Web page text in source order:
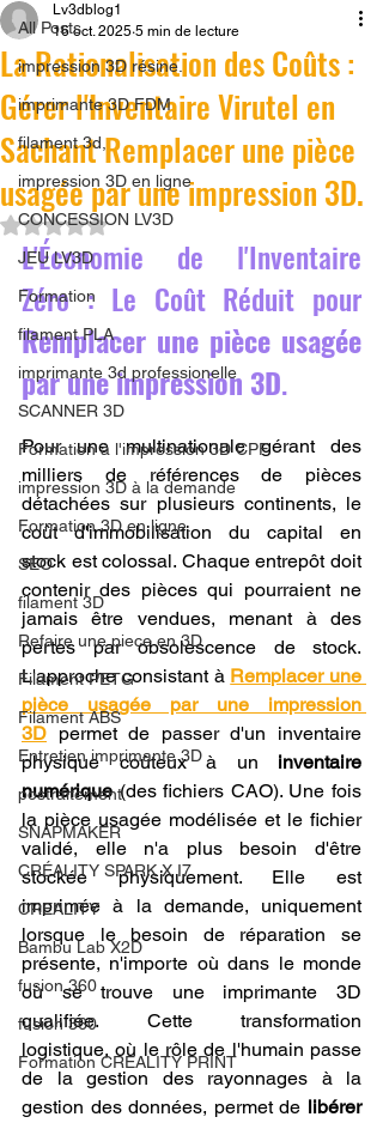
All Posts
impression 3D résine.
imprimante 3D FDM
filament 3d,
impression 3D en ligne
CONCESSION LV3D
JEU LV3D
Formation
filament PLA
imprimante 3d professionelle
SCANNER 3D
Formation à l'impression 3D CPF
impression 3D à la demande
Formation 3D en ligne.
SEO
filament 3D
Refaire une piece en 3D
Filament PETG
Filament ABS
Entretien imprimante 3D
postraitement
SNAPMAKER
CRÉALITY SPARK X I7
CREALITY
Bambu Lab X2D
fusion 360
fusion 360
Formation CREALITY PRINT
La Rationalisation des Coûts :
Gérer l'Inventaire Virutel en
Sachant Remplacer une pièce
usagée par une impression 3D.
Lv3dblog1
16 oct. 2025 5 min de lecture
Noté NaN étoiles sur 5.
L'Économie de l'Inventaire
Remplacer une pièce usagée
par une impression 3D.
Pour une multinationale gérant des
milliers de références de pièces
détachées sur plusieurs continents, le
coût d'immobilisation du capital en
stock est colossal. Chaque entrepôt doit
contenir des pièces qui pourraient ne
jamais être vendues, menant à des
pertes par obsolescence de stock.
L'approche consistant à Remplacer une
pièce usagée par une impression
3D permet de passer d'un inventaire
physique coûteux à un inventaire
numérique (des fichiers CAO). Une fois
la pièce usagée modélisée et le fichier
validé, elle n'a plus besoin d'être
stockée physiquement. Elle est
imprimée à la demande, uniquement
lorsque le besoin de réparation se
présente, n'importe où dans le monde
où se trouve une imprimante 3D
qualifiée. Cette transformation
logistique, où le rôle de l'humain passe
de la gestion des rayonnages à la
gestion des données, permet de libérer